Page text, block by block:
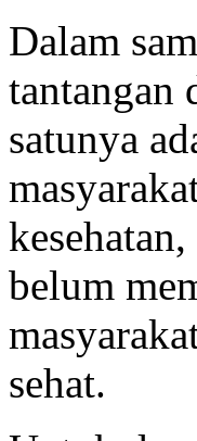
Dalam
tantangan
satunya
belum
sehat.